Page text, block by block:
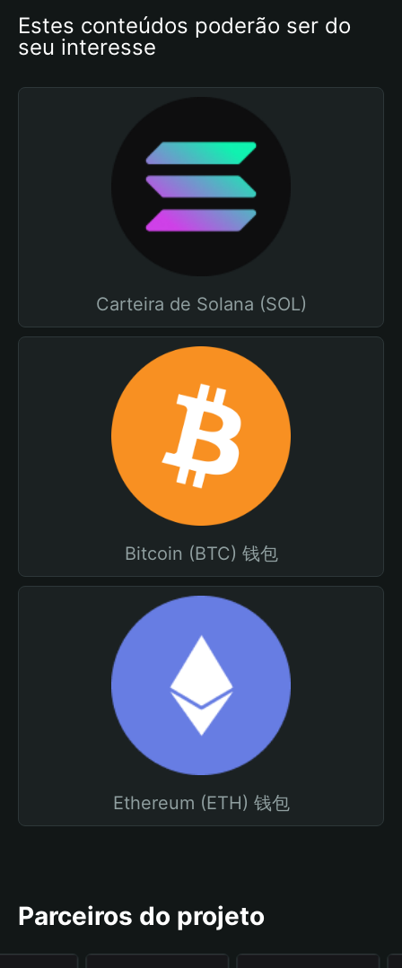
Estes conteúdos poderão ser do
seu interesse
Carteira de Solana (SOL)
Bitcoin (BTC) 钱包
Ethereum (ETH) 钱包
Parceiros do projeto